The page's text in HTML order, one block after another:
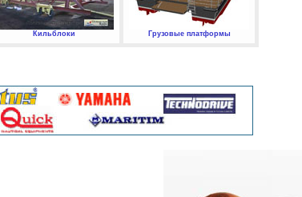
Кильблоки Грузовые платформы